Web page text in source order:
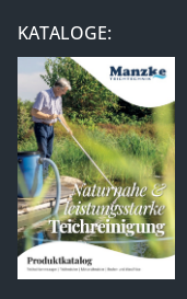
KATALOGE: